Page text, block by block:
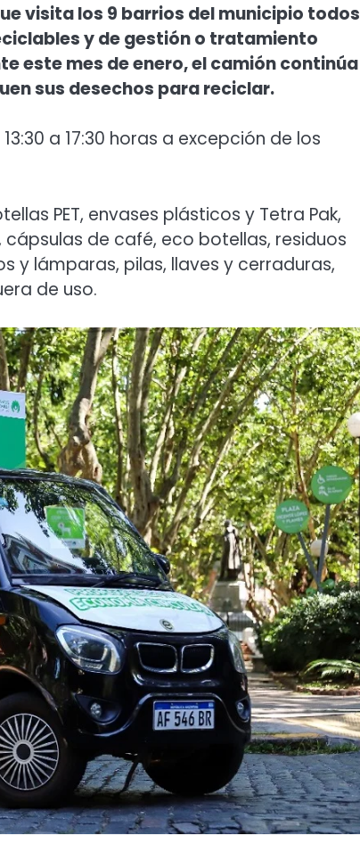
visita los 9 barrios del municipio todos
y de gestión o tratamiento
este mes de enero, el camión continúa
sus desechos para reciclar.
a 17:30 horas a excepción de los
PET, envases plásticos y Tetra Pak,
de café, eco botellas, residuos
y lámparas, pilas, llaves y cerraduras,
de uso.